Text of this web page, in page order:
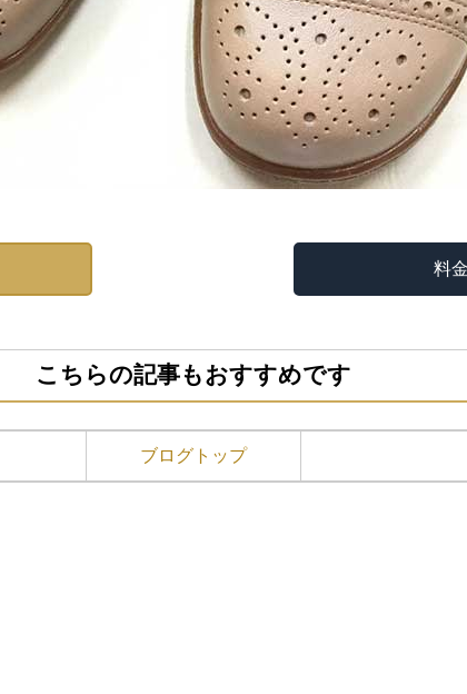
料
こちらの記事もおすすめです
ブログトップ